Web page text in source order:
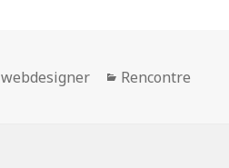
Auteur
webdesigner Catégories
Rencontre